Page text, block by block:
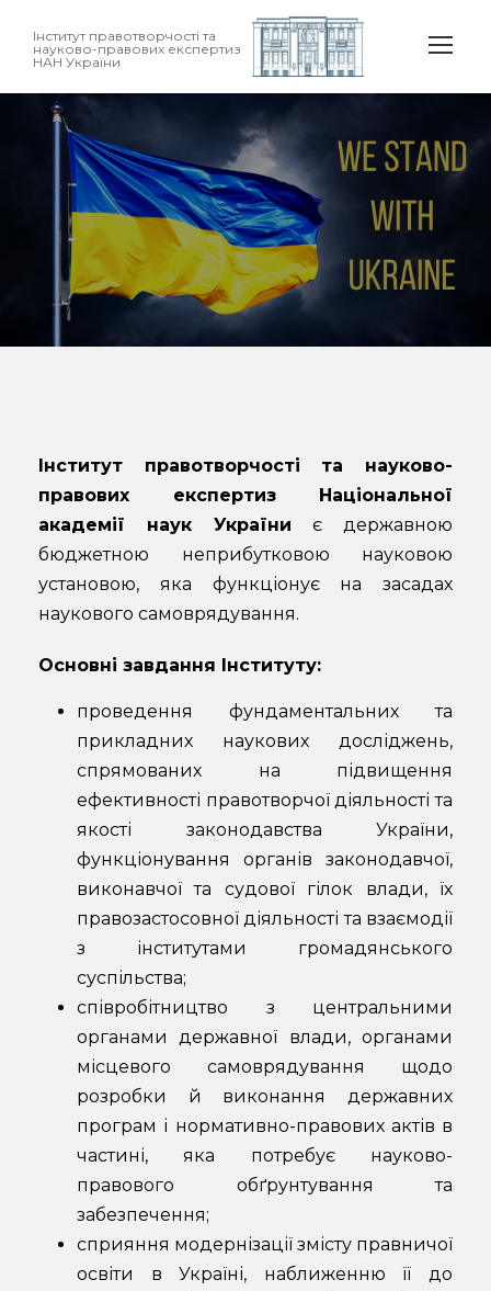
Інститут правотворчості та
науково-правових експертиз
НАН України
Інститут правотворчості та науково-
правових експертиз Національної
академії наук України є державною
бюджетною неприбутковою науковою
установою, яка функціонує на засадах
наукового самоврядування.
Основні завдання Інституту:
проведення фундаментальних та
прикладних наукових досліджень,
спрямованих на підвищення
ефективності правотворчої діяльності та
якості законодавства України,
функціонування органів законодавчої,
виконавчої та судової гілок влади, їх
правозастосовної діяльності та взаємодії
з інститутами громадянського
суспільства;
співробітництво з центральними
органами державної влади, органами
місцевого самоврядування щодо
розробки й виконання державних
програм і нормативно-правових актів в
частині, яка потребує науково-
правового обґрунтування та
забезпечення;
сприяння модернізації змісту правничої
освіти в Україні, наближенню її до